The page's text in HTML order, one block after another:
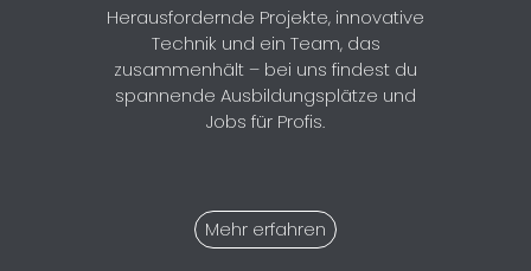
Herausfordernde Projekte, innovative
Technik und ein Team, das
zusammenhält – bei uns findest du
spannende Ausbildungsplätze und
Jobs für Profis.
Mehr erfahren